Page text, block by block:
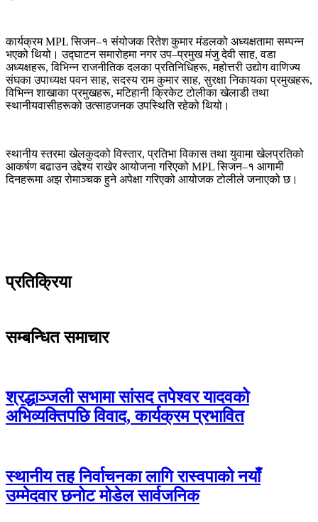
कार्यक्रम MPL सिजन–१ संयोजक रितेश कुमार मंडलको अध्यक्षतामा सम्पन्न
भएको थियो। उद्घाटन समारोहमा नगर उप–प्रमुख मंजु देवी साह, वडा
अध्यक्षहरू, विभिन्न राजनीतिक दलका प्रतिनिधिहरू, महोत्तरी उद्योग वाणिज्य
संघका उपाध्यक्ष पवन साह, सदस्य राम कुमार साह, सुरक्षा निकायका प्रमुखहरू,
विभिन्न शाखाका प्रमुखहरू, मटिहानी क्रिकेट टोलीका खेलाडी तथा
स्थानीयवासीहरूको उत्साहजनक उपस्थिति रहेको थियो।
स्थानीय स्तरमा खेलकुदको विस्तार, प्रतिभा विकास तथा युवामा खेलप्रतिको
आकर्षण बढाउन उद्देश्य राखेर आयोजना गरिएको MPL सिजन–१ आगामी
दिनहरूमा अझ रोमाञ्चक हुने अपेक्षा गरिएको आयोजक टोलीले जनाएको छ।
प्रतिक्रिया
सम्बन्धित समाचार
श्रद्धाञ्जली सभामा सांसद तपेश्वर यादवको
अभिव्यक्तिपछि विवाद, कार्यक्रम प्रभावित
स्थानीय तह निर्वाचनका लागि रास्वपाको नयाँ
उम्मेदवार छनोट मोडेल सार्वजनिक